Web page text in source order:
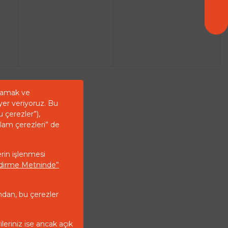
ve
veriyoruz. Bu
çerezler”),
çerezleri” de
işlenmesi
Metninde”
bu çerezler
ise ancak açık